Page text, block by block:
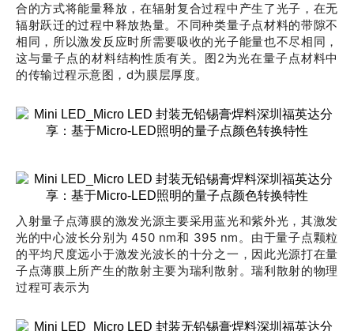
合的方式将能量释放，在辐射复合过程中产生了光子，在无
辐射跃迁的过程中释放热量。不同种类量子点材料的带隙不
相同，所以激发反应时所需要吸收的光子能量也不尽相同，
这与量子点的材料结构性质有关。图2为光在量子点材料中
的传输过程示意图，d为膜层厚度。
入射量子点薄膜的激发光源主要采用蓝光和紫外光，其激发
光的中心波长分别为 450 nm和 395 nm。由于量子点颗粒
的平均尺度远小于激发光波长的十分之一，因此光源打在量
子点薄膜上所产生的散射主要为瑞利散射。瑞利散射的物理
过程可表示为